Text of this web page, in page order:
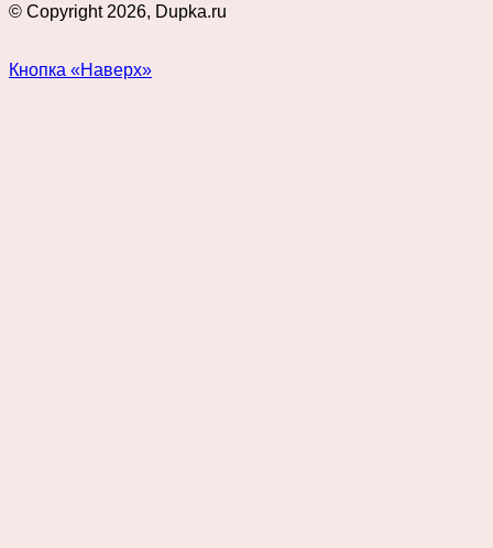
© Copyright 2026, Dupka.ru
Кнопка «Наверх»